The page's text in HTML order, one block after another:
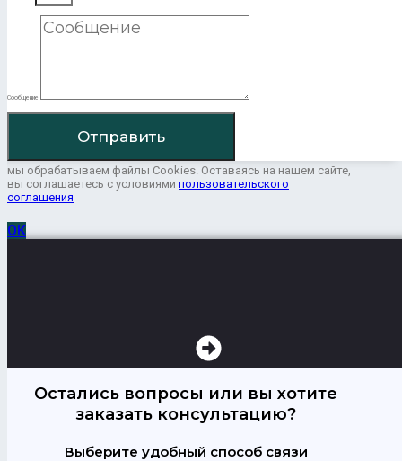
Сообщение
Отправить
мы обрабатываем файлы Cookies. Оставаясь на нашем сайте,
вы соглашаетесь с условиями пользовательского
соглашения
ОК
Остались вопросы или вы хотите
заказать консультацию?
Выберите удобный способ связи